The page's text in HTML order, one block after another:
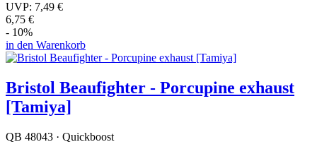
UVP: 7,49 €
6,75 €
- 10%
in den Warenkorb
Bristol Beaufighter - Porcupine exhaust
[Tamiya]
QB 48043 · Quickboost